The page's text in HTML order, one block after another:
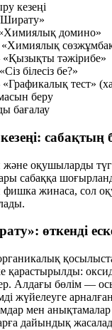
кезеңі
домино»
тәжірибе»
білесіз бе?»
тест»
беру
бағалау
сабақтың
және оқушыларды
сабаққа
фишка жинаса, сол
өткенді
қарастырылды:
Алдағы бөлім —
жүйелеуге
мен анықтамалар
дайындық